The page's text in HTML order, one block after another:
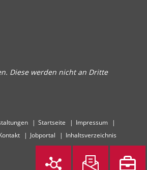
Diese werden nicht an Dritte
Startseite
Impressum
Jobportal Inhaltsverzeichnis